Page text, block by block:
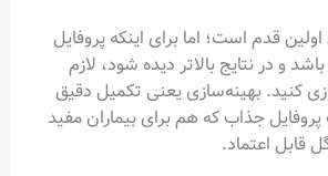
قدم است؛ اما برای اینکه پروفایل
و در نتایج بالاتر دیده شود، لازم
کنید. بهینه‌سازی یعنی تکمیل دقیق
پروفایل جذاب که هم برای بیماران مفید
قابل اعتماد.